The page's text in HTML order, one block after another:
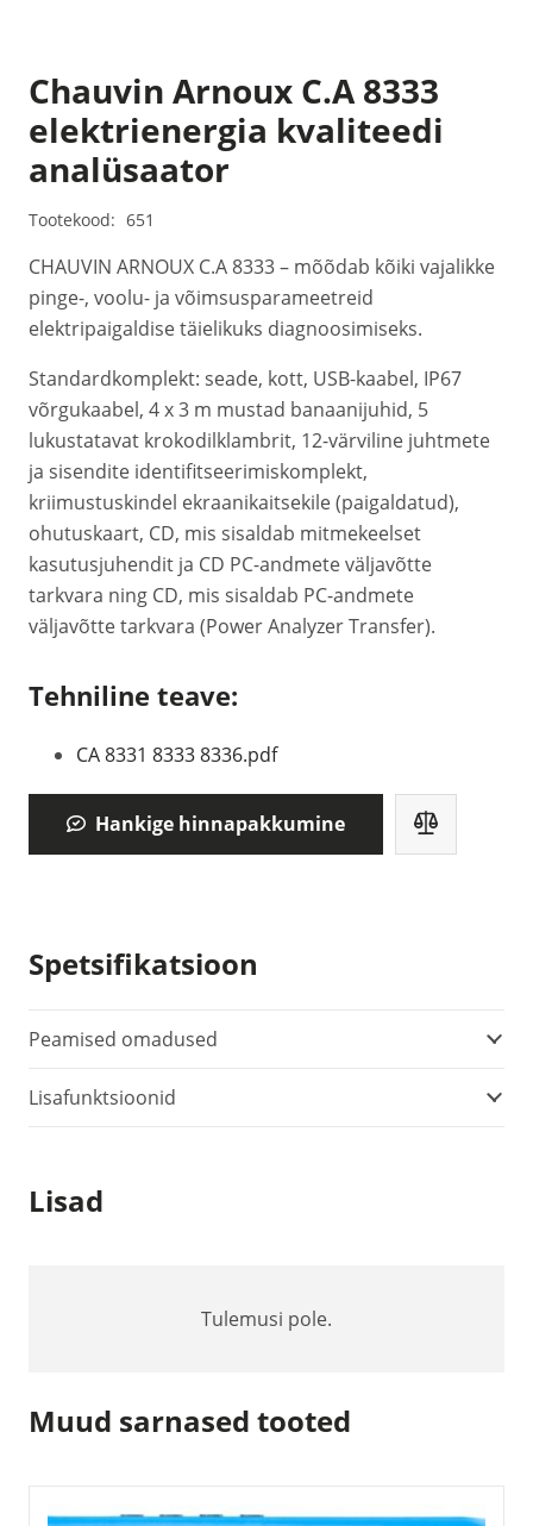
Chauvin Arnoux C.A 8333
elektrienergia kvaliteedi
analüsaator
Tootekood: 651
CHAUVIN ARNOUX C.A 8333 – mõõdab kõiki vajalikke
pinge-, voolu- ja võimsusparameetreid
elektripaigaldise täielikuks diagnoosimiseks.
Standardkomplekt: seade, kott, USB-kaabel, IP67
võrgukaabel, 4 x 3 m mustad banaanijuhid, 5
lukustatavat krokodilklambrit, 12-värviline juhtmete
ja sisendite identifitseerimiskomplekt,
kriimustuskindel ekraanikaitsekile (paigaldatud),
ohutuskaart, CD, mis sisaldab mitmekeelset
kasutusjuhendit ja CD PC-andmete väljavõtte
tarkvara ning CD, mis sisaldab PC-andmete
väljavõtte tarkvara (Power Analyzer Transfer).
Tehniline teave:
CA 8331 8333 8336.pdf
Hankige hinnapakkumine
Spetsifikatsioon
Peamised omadused
Lisafunktsioonid
Lisad
Tulemusi pole.
Muud sarnased tooted